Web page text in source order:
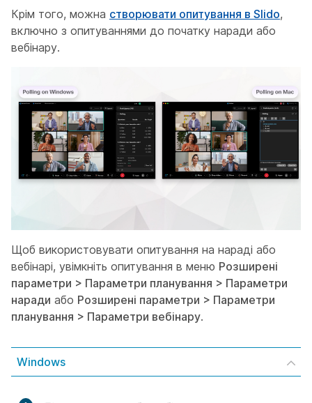
Крім того, можна створювати опитування в Slido,
включно з опитуваннями до початку наради або
вебінару.
Щоб використовувати опитування на нараді або
вебінарі, увімкніть опитування в меню Розширені
параметри > Параметри планування > Параметри
наради або Розширені параметри > Параметри
планування > Параметри вебінару.
Windows